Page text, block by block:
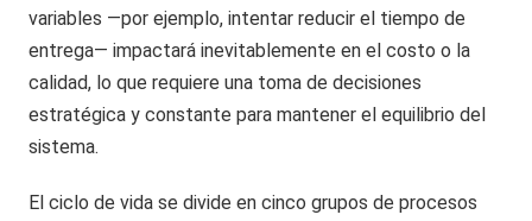
variables —por ejemplo, intentar reducir el tiempo de
entrega— impactará inevitablemente en el costo o la
calidad, lo que requiere una toma de decisiones
estratégica y constante para mantener el equilibrio del
sistema.
El ciclo de vida se divide en cinco grupos de procesos